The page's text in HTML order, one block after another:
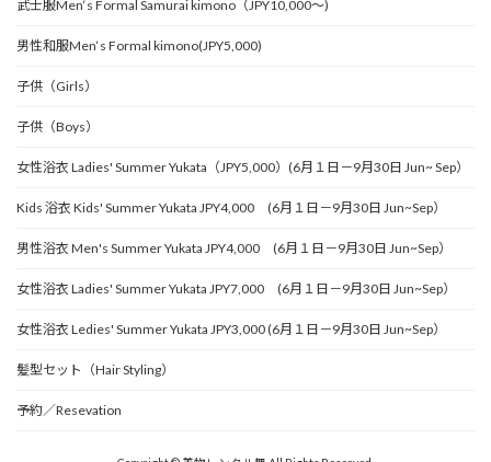
武士服Men‘s Formal Samurai kimono（JPY10,000～)
男性和服Men‘s Formal kimono(JPY5,000)
子供（Girls）
子供（Boys）
女性浴衣 Ladies' Summer Yukata（JPY5,000）(6月１日－9月30日 Jun~ Sep）
Kids 浴衣 Kids' Summer Yukata JPY4,000 (6月１日－9月30日 Jun~Sep）
男性浴衣 Men's Summer Yukata JPY4,000 (6月１日－9月30日 Jun~Sep）
女性浴衣 Ladies' Summer Yukata JPY7,000 (6月１日－9月30日 Jun~Sep）
女性浴衣 Ledies' Summer Yukata JPY3,000 (6月１日－9月30日 Jun~Sep）
髪型セット（Hair Styling）
予約／Resevation